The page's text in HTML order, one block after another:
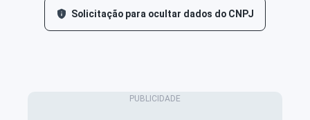
Solicitação para ocultar dados do CNPJ